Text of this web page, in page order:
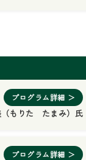
プログラム詳細 ＞
もりた たまみ）氏
プログラム詳細 ＞